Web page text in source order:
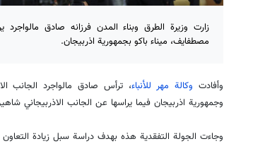
زارت وزيرة الطرق وبناء المدن فرزانه صادق
مصطفايف، ميناء باكو بجمهورية اذربيجان.
وأفادت وكالة مهر للأنباء، ترأس صادق مالواجرد الجانب
وجمهورية اذربيجان فيما يراسها عن الجانب الاذربيجاني
وجاءت الجولة التفقدية هذه بهدف دراسة سبل زيادة التعاون